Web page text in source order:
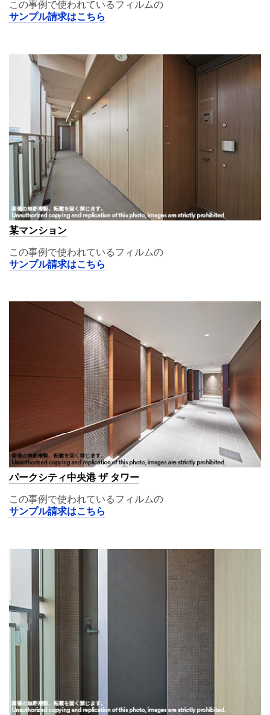
この事例で使われているフィルムの
サンプル請求はこちら
某マンション
この事例で使われているフィルムの
サンプル請求はこちら
パークシティ中央港 ザ タワー
この事例で使われているフィルムの
サンプル請求はこちら